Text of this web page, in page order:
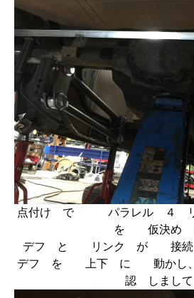
点付け で パラレル ４
を 仮決め
デフ と リンク が 接
デフ を 上下 に 動か
認 しまして